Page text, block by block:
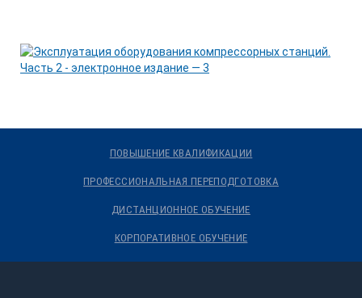
ПОВЫШЕНИЕ КВАЛИФИКАЦИИ
ПРОФЕССИОНАЛЬНАЯ ПЕРЕПОДГОТОВКА
ДИСТАНЦИОННОЕ ОБУЧЕНИЕ
КОРПОРАТИВНОЕ ОБУЧЕНИЕ